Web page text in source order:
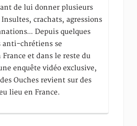
de lui donner plusieurs
crachats, agressions
Depuis quelques
anti-chrétiens se
et dans le reste du
enquête vidéo exclusive,
Ouches revient sur des
lieu en France.